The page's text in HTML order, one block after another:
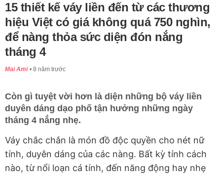
15 thiết kế váy liền đến từ các thương
hiệu Việt có giá không quá 750 nghìn,
để nàng thỏa sức diện đón nắng
tháng 4
Mai Ami 8 năm trước
Còn gì tuyệt vời hơn là diện những bộ váy liền
duyên dáng dạo phố tận hưởng những ngày
tháng 4 nắng nhẹ.
Váy chắc chắn là món đồ độc quyền cho nét nữ
tính, duyên dáng của các nàng. Bất kỳ tính cách
nào, từ nổi loạn cá tính, đến năng động hay nhẹ